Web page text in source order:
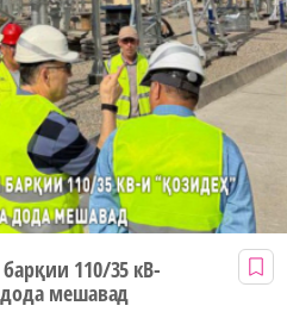
110/35 кВ-
мешавад